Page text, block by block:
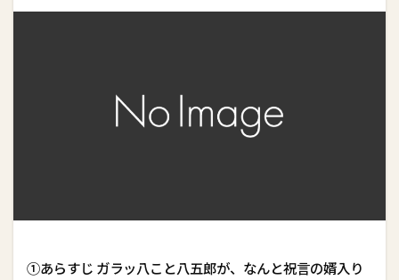
①あらすじ ガラッ八こと八五郎が、なんと祝言の婿入り